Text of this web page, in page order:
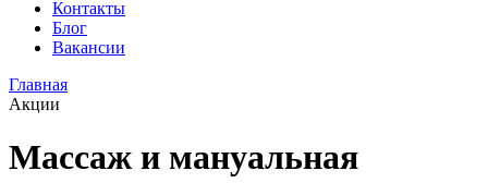
Контакты
Блог
Вакансии
Главная
Акции
Массаж и мануальная